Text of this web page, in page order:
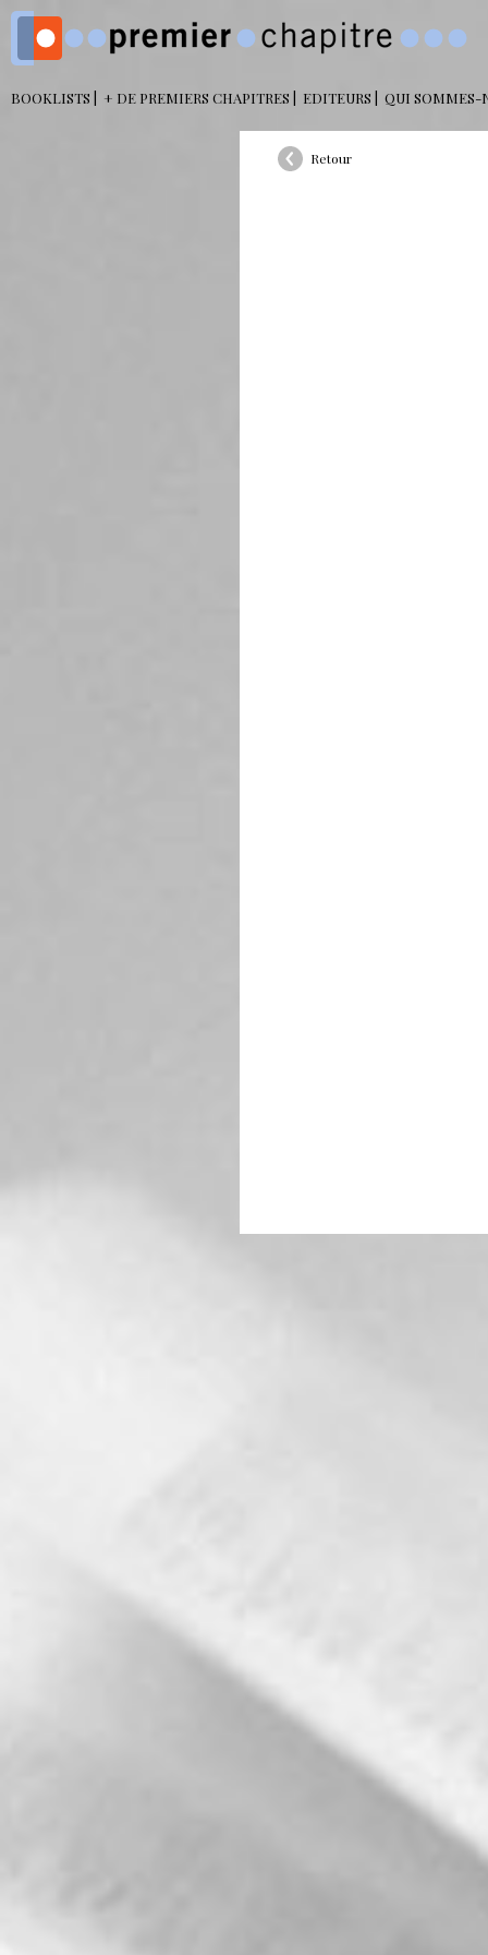
BOOKLISTS + DE PREMIERS CHAPITRES EDITEURS QUI SOMMES-
Retour